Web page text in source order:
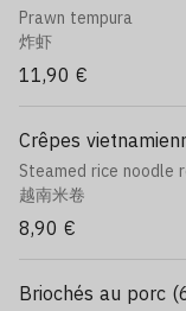
Prawn tempura
炸虾
11,90 €
Crêpes
Steamed rice noodle
越南米卷
8,90 €
Briochés au porc